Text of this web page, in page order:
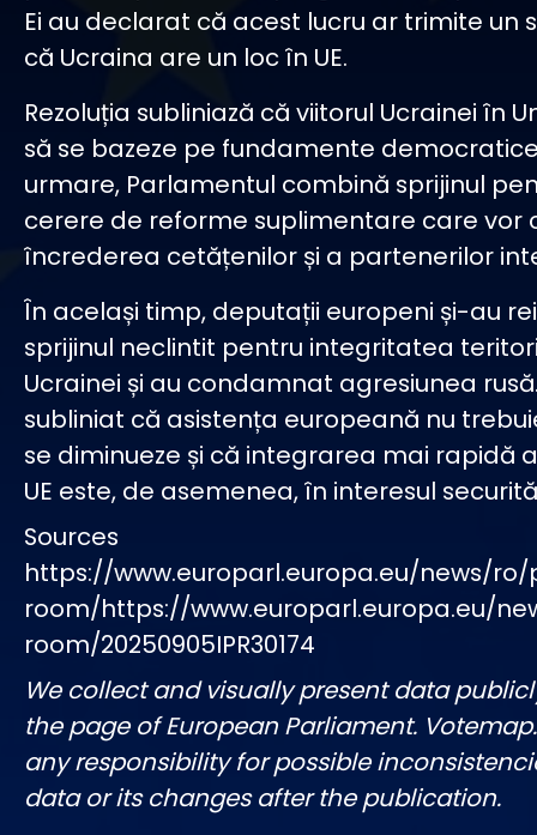
Ei au declarat că acest lucru ar trimite un
că Ucraina are un loc în UE.
Rezoluția subliniază că viitorul Ucrainei în
să se bazeze pe fundamente
urmare, Parlamentul combină sprijinul
cerere de reforme suplimentare care vor
încrederea cetățenilor și a partenerilor
În același timp, deputații europeni și-au
sprijinul neclintit pentru integritatea
Ucrainei și au condamnat agresiunea
subliniat că asistența europeană nu
se diminueze și că integrarea mai rapidă
UE este, de asemenea, în interesul
Sources
https://www.europarl.europa.eu/news/
room/https://www.europarl.europa.eu/
room/20250905IPR30174
We collect and visually present data
the page of European Parliament.
any responsibility for possible
data or its changes after the publication.